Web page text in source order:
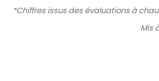
*Chiffres issus des évaluations à
Mis